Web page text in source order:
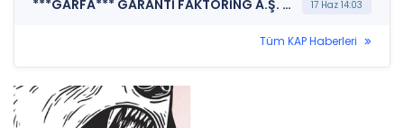
***GARFA*** GARANTİ FAKTORİNG A.Ş. (İhraç Tavanına İlişkin Bildirim) 17 Haz 14:03
Tüm KAP Haberleri